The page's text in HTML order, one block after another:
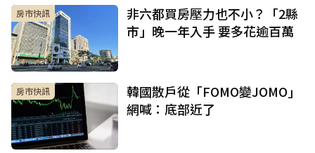
房市快訊
非六都買房壓力也不小？「2縣
市」晚一年入手 要多花逾百萬
房市快訊
韓國散戶從「FOMO變JOMO」
網喊：底部近了